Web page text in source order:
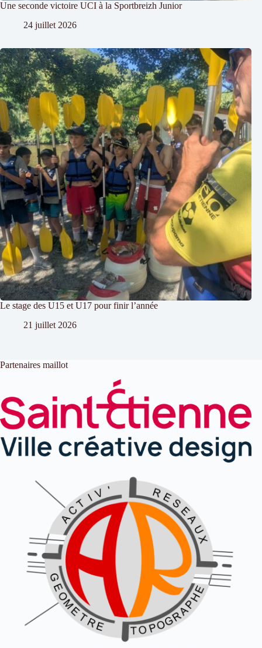
Une seconde victoire UCI à la Sportbreizh Junior
24 juillet 2026
Le stage des U15 et U17 pour finir l’année
21 juillet 2026
Partenaires maillot